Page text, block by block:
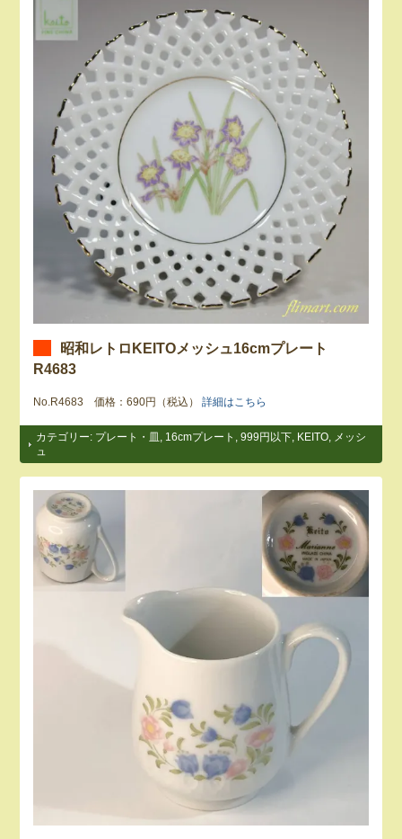
昭和レトロKEITOメッシュ16cmプレート
R4683
No.R4683 価格：690円（税込）詳細はこちら
カテゴリー: プレート・皿 16cmプレート ,999円以下 KEITO
メッシ
ュ